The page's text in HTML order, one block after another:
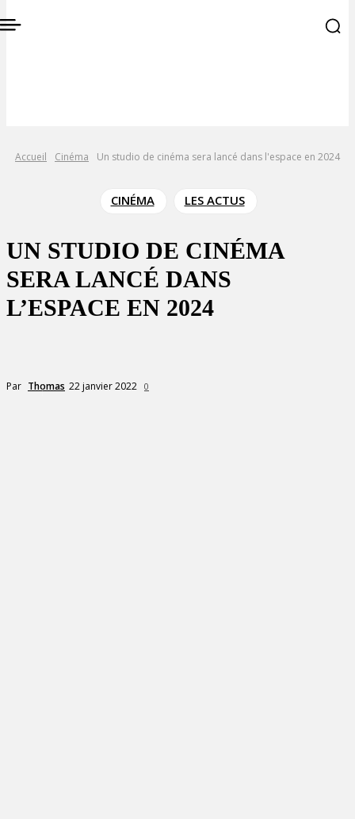
Accueil Cinéma Un studio de cinéma sera lancé dans l'espace en 2024
CINÉMA LES ACTUS
UN STUDIO DE CINÉMA
SERA LANCÉ DANS
L’ESPACE EN 2024
Par Thomas 22 janvier 2022 0